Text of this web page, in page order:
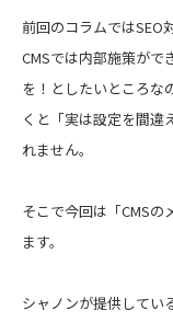
前回のコラムではSEO
CMSでは内部施策が
を！としたいところな
くと「実は設定を間違
れません。
そこで今回は「CMS
ます。
シャノンが提供してい